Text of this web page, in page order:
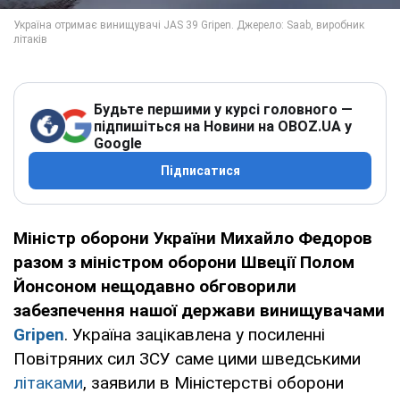
Будьте першими у курсі головного —
підпишіться на Новини на OBOZ.UA у
Google
Підписатися
Міністр оборони України Михайло Федоров
разом з міністром оборони Швеції Полом
Йонсоном нещодавно обговорили
забезпечення нашої держави винищувачами
Gripen. Україна зацікавлена у посиленні
Повітряних сил ЗСУ саме цими шведськими
літаками, заявили в Міністерстві оборони